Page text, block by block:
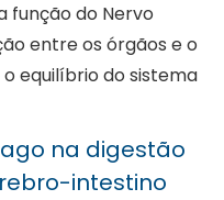
função do Nervo
entre os órgãos e o
equilíbrio do sistema
na digestão
intestino